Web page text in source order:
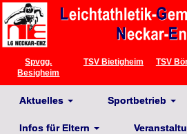
Spvgg.
Besigheim
TSV Bietigheim TSV
Aktuelles Sportbetrieb
Infos für Eltern